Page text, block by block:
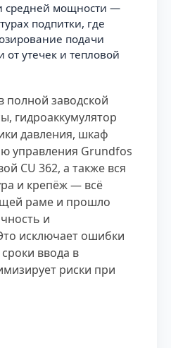
средней мощности —
подпитки, где
подачи
от утечек и тепловой
полной заводской
гидроаккумулятор
давления, шкаф
управления Grundfos
CU 362, а также вся
и крепёж — всё
раме и прошло
и
исключает ошибки
ввода в
риски при